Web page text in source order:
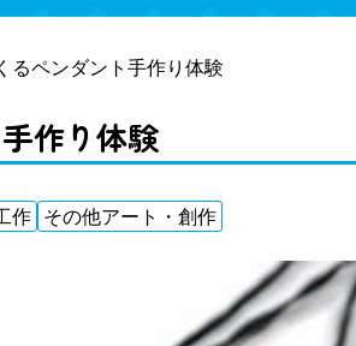
るペンダント手作り体験
作り体験
作 その他アート・創作